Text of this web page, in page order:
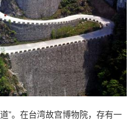
。在台湾故宫博物院，存有一